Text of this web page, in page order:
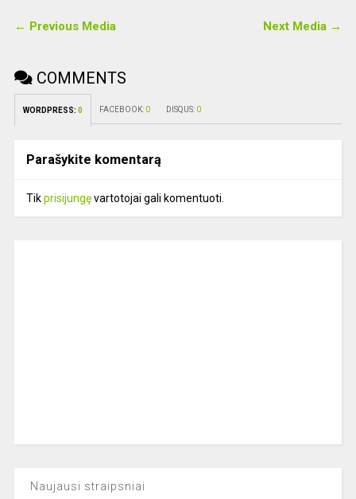
← Previous Media Next Media →
COMMENTS
WORDPRESS: 0 FACEBOOK: 0 DISQUS: 0
Parašykite komentarą
Tikprisijungęvartotojai gali komentuoti.
Naujausi straipsniai